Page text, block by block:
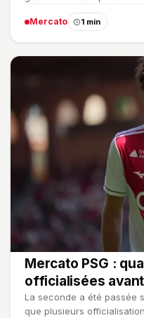
Mercato 1 min
Mercato PSG :
officialisées
La seconde a été passée
que plusieurs